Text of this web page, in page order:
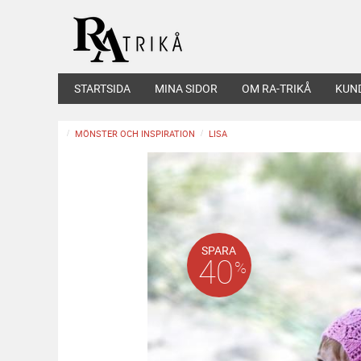
STARTSIDA MINA SIDOR OM RA-TRIKÅ
MÖNSTER OCH INSPIRATION LISA
SPARA
40%